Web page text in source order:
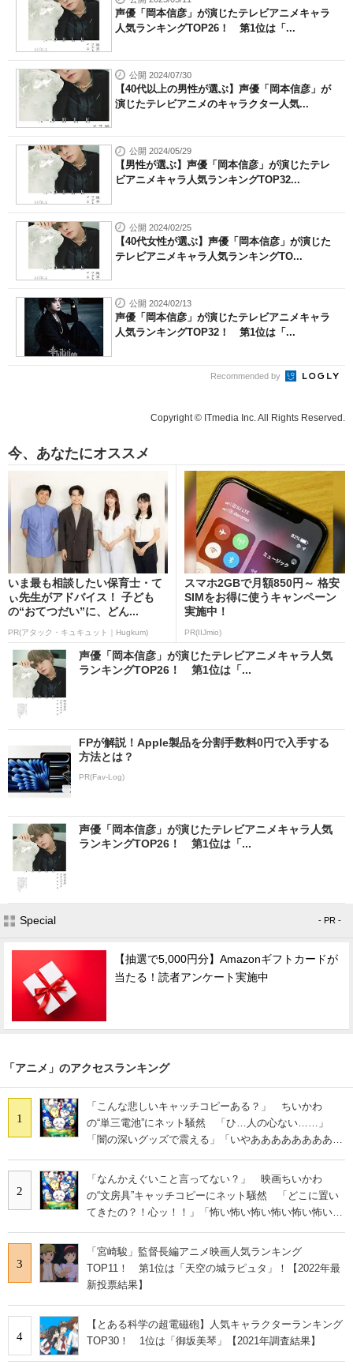
声優「岡本信彦」が演じたテレビアニメキャラ
人気ランキングTOP26！ 第1位は「...
公開 2024/07/30
【40代以上の男性が選ぶ】声優「岡本信彦」が
演じたテレビアニメのキャラクター人気...
公開 2024/05/29
【男性が選ぶ】声優「岡本信彦」が演じたテレ
ビアニメキャラ人気ランキングTOP32...
公開 2024/02/25
【40代女性が選ぶ】声優「岡本信彦」が演じた
テレビアニメキャラ人気ランキングTO...
公開 2024/02/13
声優「岡本信彦」が演じたテレビアニメキャラ
人気ランキングTOP32！ 第1位は「...
Recommended by
Copyright © ITmedia Inc. All Rights Reserved.
今、あなたにオススメ
いま最も相談したい保育士・て
ぃ先生がアドバイス！ 子ども
の“おてつだい”に、どん...
PR(アタック・キュキュット｜Hugkum)
スマホ2GBで月額850円～ 格安
SIMをお得に使うキャンペーン
実施中！
PR(IIJmio)
声優「岡本信彦」が演じたテレビアニメキャラ人気
ランキングTOP26！ 第1位は「...
FPが解説！Apple製品を分割手数料0円で入手する
方法とは？
PR(Fav-Log)
声優「岡本信彦」が演じたテレビアニメキャラ人気
ランキングTOP26！ 第1位は「...
Special - PR -
【抽選で5,000円分】Amazonギフトカードが
当たる！読者アンケート実施中
「アニメ」のアクセスランキング
1
「こんな悲しいキャッチコピーある？」 ちいかわ
の“単三電池”にネット騒然 「ひ…人の心ない……」
「闇の深いグッズで震える」「いやあああああああああ
2
「なんかえぐいこと言ってない？」 映画ちいかわ
の“文房具”キャッチコピーにネット騒然 「どこに置い
てきたの？！心ッ！！」「怖い怖い怖い怖い怖い怖い怖
3
「宮崎駿」監督長編アニメ映画人気ランキング
TOP11！ 第1位は「天空の城ラピュタ」！【2022年最
新投票結果】
4
【とある科学の超電磁砲】人気キャラクターランキング
TOP30！ 1位は「御坂美琴」【2021年調査結果】